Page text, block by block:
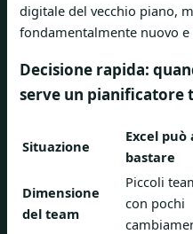
digitale del vecchio piano,
fondamentalmente nuovo
Decisione rapida:
serve un pianificatore
Situazione
Excel può
bastare
Dimensione
del team
Piccoli
con pochi